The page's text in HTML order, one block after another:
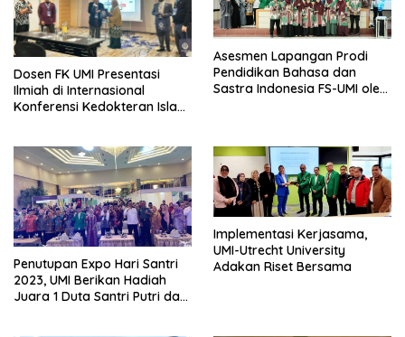
Dosen FK UMI Presentasi
Ilmiah di Internasional
Konferensi Kedokteran Islam
Asesmen Lapangan Prodi
Pendidikan Bahasa dan
Sastra Indonesia FS-UMI oleh
Penutupan Expo Hari Santri
2023, UMI Berikan Hadiah
Juara 1 Duta Santri Putri dan
Implementasi Kerjasama,
UMI-Utrecht University
Adakan Riset Bersama